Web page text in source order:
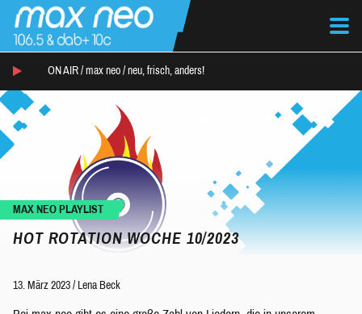
ON AIR / max neo / neu, frisch, anders!
MAX NEO PLAYLIST
HOT ROTATION WOCHE 10/2023
13. März 2023 / Lena Beck